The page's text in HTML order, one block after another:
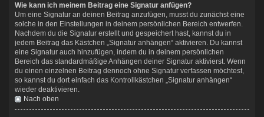
Wie kann ich meinem Beitrag eine Signatur anfügen?
Um eine Signatur an deinen Beitrag anzufügen, musst du zunächst eine
solche in den Einstellungen in deinem persönlichen Bereich entwerfen.
Nachdem du die Signatur erstellt und gespeichert hast, kannst du in
jedem Beitrag das Kästchen „Signatur anhängen“ aktivieren. Du kannst
eine Signatur auch hinzufügen, indem du in deinem persönlichen
Bereich das standardmäßige Anhängen deiner Signatur aktivierst. Wenn
du einen einzelnen Beitrag dennoch ohne Signatur verfassen möchtest,
so kannst du dort einfach das Kontrollkästchen „Signatur anhängen“
wieder deaktivieren.
Nach oben